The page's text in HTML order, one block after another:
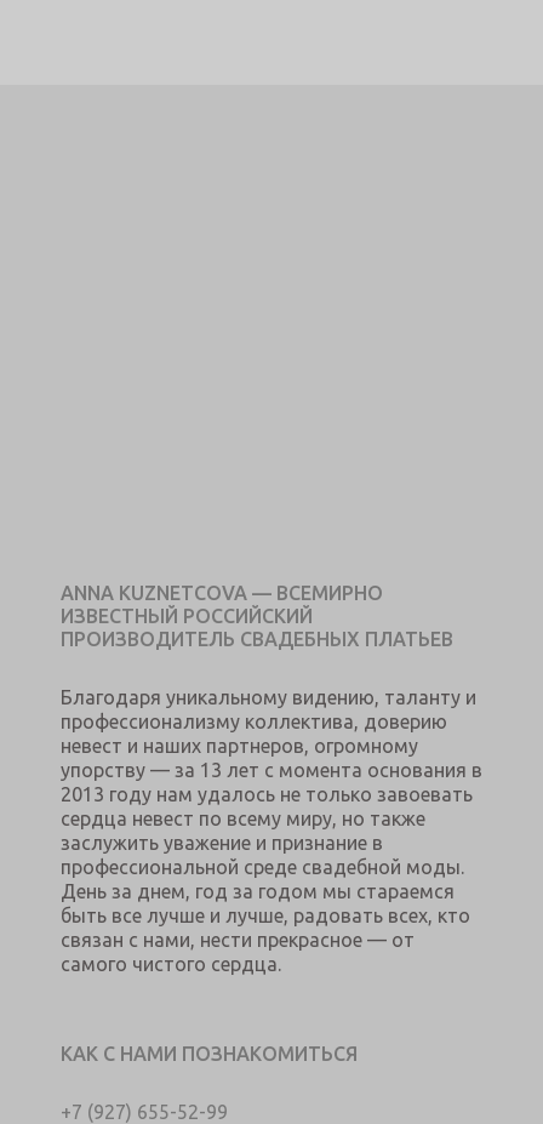
ANNA KUZNETCOVA — ВСЕМИРНО
ИЗВЕСТНЫЙ РОССИЙСКИЙ
ПРОИЗВОДИТЕЛЬ СВАДЕБНЫХ ПЛАТЬЕВ
Благодаря уникальному видению, таланту и
профессионализму коллектива, доверию
невест и наших партнеров, огромному
упорству — за 13 лет с момента основания в
2013 году нам удалось не только завоевать
сердца невест по всему миру, но также
заслужить уважение и признание в
профессиональной среде свадебной моды.
День за днем, год за годом мы стараемся
быть все лучше и лучше, радовать всех, кто
связан с нами, нести прекрасное — от
самого чистого сердца.
КАК С НАМИ ПОЗНАКОМИТЬСЯ
+7 (927) 655-52-99